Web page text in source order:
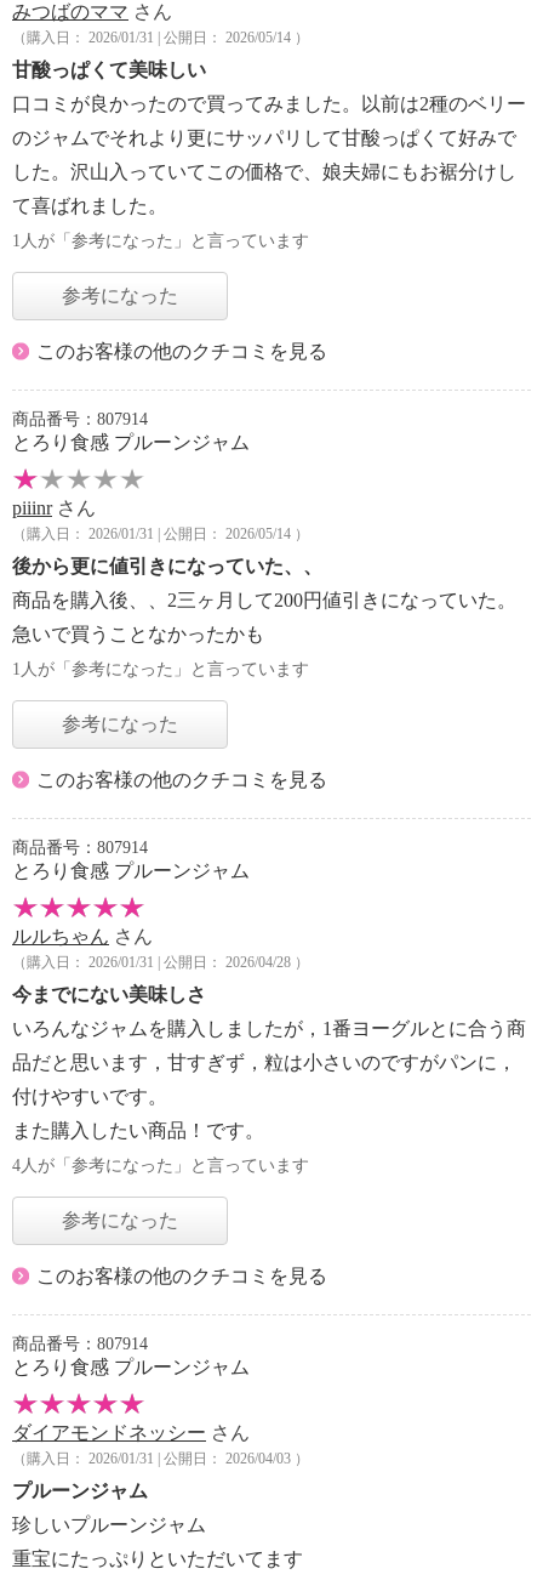
みつばのママ さん
（購入日： 2026/01/31 | 公開日： 2026/05/14 ）
甘酸っぱくて美味しい
口コミが良かったので買ってみました。以前は2種のベリー
のジャムでそれより更にサッパリして甘酸っぱくて好みで
した。沢山入っていてこの価格で、娘夫婦にもお裾分けし
て喜ばれました。
1人が「参考になった」と言っています
参考になった
このお客様の他のクチコミを見る
商品番号：807914
とろり食感 プルーンジャム
piiinrさん
（購入日： 2026/01/31 | 公開日： 2026/05/14 ）
後から更に値引きになっていた、、
商品を購入後、、2三ヶ月して200円値引きになっていた。
急いで買うことなかったかも
1人が「参考になった」と言っています
参考になった
このお客様の他のクチコミを見る
商品番号：807914
とろり食感 プルーンジャム
ルルちゃん さん
（購入日： 2026/01/31 | 公開日： 2026/04/28 ）
今までにない美味しさ
いろんなジャムを購入しましたが，1番ヨーグルとに合う商
品だと思います，甘すぎず，粒は小さいのですがパンに，
付けやすいです。
また購入したい商品！です。
4人が「参考になった」と言っています
参考になった
このお客様の他のクチコミを見る
商品番号：807914
とろり食感 プルーンジャム
ダイアモンドネッシー さん
（購入日： 2026/01/31 | 公開日： 2026/04/03 ）
プルーンジャム
珍しいプルーンジャム
重宝にたっぷりといただいてます